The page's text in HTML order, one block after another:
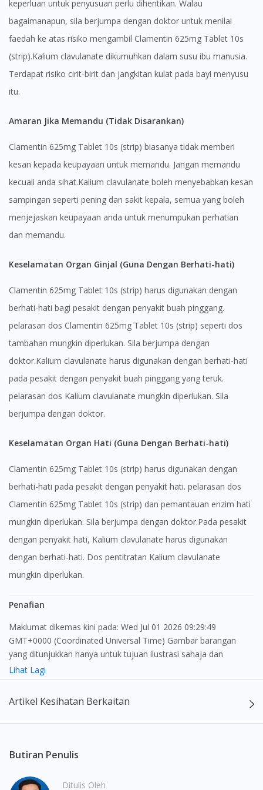
Visit DoctorOnCall Singapore
DoctorOnCall Singapore
?
Continue to DoctorOnCall Singapore
No, please do not redirect me
keperluan untuk penyusuan perlu dihentikan. Walau
bagaimanapun, sila berjumpa dengan doktor untuk menilai
faedah ke atas risiko mengambil Clamentin 625mg Tablet 10s
(strip).Kalium clavulanate dikumuhkan dalam susu ibu manusia.
Terdapat risiko cirit-birit dan jangkitan kulat pada bayi menyusu
itu.
Amaran Jika Memandu (Tidak Disarankan)
Clamentin 625mg Tablet 10s (strip) biasanya tidak memberi
kesan kepada keupayaan untuk memandu. Jangan memandu
kecuali anda sihat.Kalium clavulanate boleh menyebabkan kesan
sampingan seperti pening dan sakit kepala, semua yang boleh
menjejaskan keupayaan anda untuk menumpukan perhatian
dan memandu.
Keselamatan Organ Ginjal (Guna Dengan Berhati-hati)
Clamentin 625mg Tablet 10s (strip) harus digunakan dengan
berhati-hati bagi pesakit dengan penyakit buah pinggang.
pelarasan dos Clamentin 625mg Tablet 10s (strip) seperti dos
tambahan mungkin diperlukan. Sila berjumpa dengan
doktor.Kalium clavulanate harus digunakan dengan berhati-hati
pada pesakit dengan penyakit buah pinggang yang teruk.
pelarasan dos Kalium clavulanate mungkin diperlukan. Sila
berjumpa dengan doktor.
Keselamatan Organ Hati (Guna Dengan Berhati-hati)
Clamentin 625mg Tablet 10s (strip) harus digunakan dengan
berhati-hati pada pesakit dengan penyakit hati. pelarasan dos
Clamentin 625mg Tablet 10s (strip) dan pemantauan enzim hati
mungkin diperlukan. Sila berjumpa dengan doktor.Pada pesakit
dengan penyakit hati, Kalium clavulanate harus digunakan
dengan berhati-hati. Dos pentitratan Kalium clavulanate
mungkin diperlukan.
Penafian
Maklumat dikemas kini pada: Wed Jul 01 2026 09:29:49
GMT+0000 (Coordinated Universal Time) Gambar barangan
yang ditunjukkan hanya untuk tujuan ilustrasi sahaja dan
mungkin tidak seperti produk yang sebenar
maklumat sahaja, bagi kegunaan para pengamal perubatan dan
bukan bertujuan sebagai rujukan kepada pengguna untuk
seorang pengamal perubatan. Keberkesanan dan kesan
pengguna dengan pengguna yang lain. Kami tidak menyarankan
Lihat Lagi
Artikel Kesihatan Berkaitan
Butiran Penulis
Ditulis Oleh